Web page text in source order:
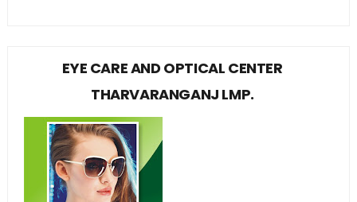
EYE CARE AND OPTICAL CENTER
THARVARANGANJ LMP.